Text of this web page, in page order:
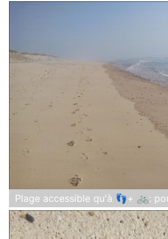
Plage accessible qu'à 👣+ 🚲: